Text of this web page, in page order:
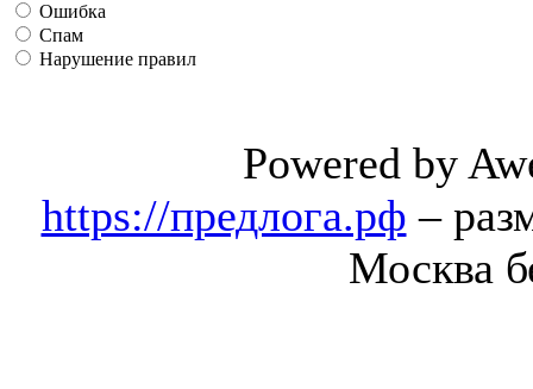
Ошибка
Спам
Нарушение правил
Powered by
https://предлога.рф –
Москва